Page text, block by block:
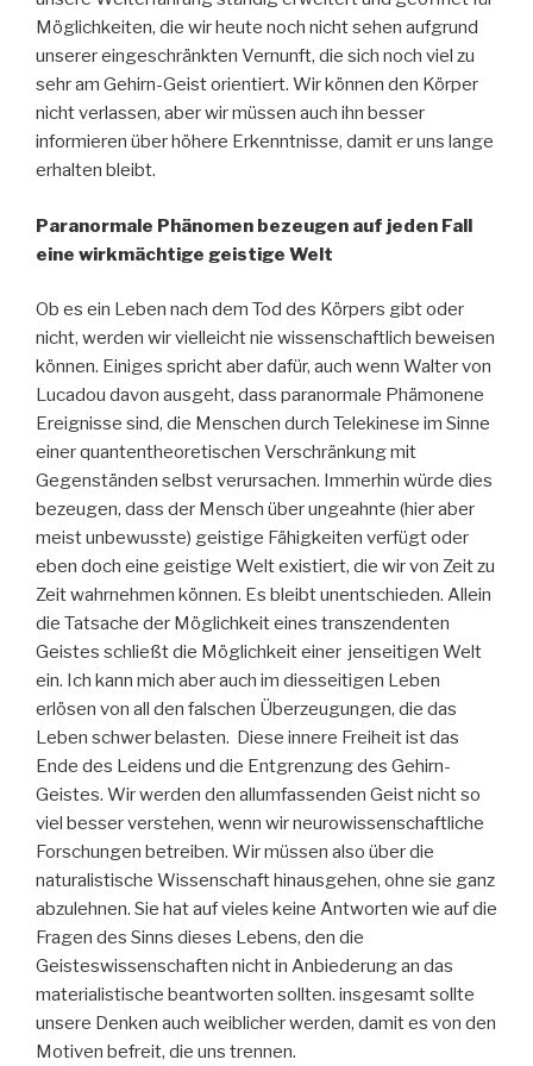
Möglichkeiten, die wir heute noch nicht sehen aufgrund
unserer eingeschränkten Vernunft, die sich noch viel zu
sehr am Gehirn-Geist orientiert. Wir können den Körper
nicht verlassen, aber wir müssen auch ihn besser
informieren über höhere Erkenntnisse, damit er uns lange
erhalten bleibt.
Paranormale Phänomen bezeugen auf jeden Fall
eine wirkmächtige geistige Welt
Ob es ein Leben nach dem Tod des Körpers gibt oder
nicht, werden wir vielleicht nie wissenschaftlich beweisen
können. Einiges spricht aber dafür, auch wenn Walter von
Lucadou davon ausgeht, dass paranormale Phämonene
Ereignisse sind, die Menschen durch Telekinese im Sinne
einer quantentheoretischen Verschränkung mit
Gegenständen selbst verursachen. Immerhin würde dies
bezeugen, dass der Mensch über ungeahnte (hier aber
meist unbewusste) geistige Fähigkeiten verfügt oder
eben doch eine geistige Welt existiert, die wir von Zeit zu
Zeit wahrnehmen können. Es bleibt unentschieden. Allein
die Tatsache der Möglichkeit eines transzendenten
Geistes schließt die Möglichkeit einer jenseitigen Welt
ein. Ich kann mich aber auch im diesseitigen Leben
erlösen von all den falschen Überzeugungen, die das
Leben schwer belasten. Diese innere Freiheit ist das
Ende des Leidens und die Entgrenzung des Gehirn-
Geistes. Wir werden den allumfassenden Geist nicht so
viel besser verstehen, wenn wir neurowissenschaftliche
Forschungen betreiben. Wir müssen also über die
naturalistische Wissenschaft hinausgehen, ohne sie ganz
abzulehnen. Sie hat auf vieles keine Antworten wie auf die
Fragen des Sinns dieses Lebens, den die
Geisteswissenschaften nicht in Anbiederung an das
materialistische beantworten sollten. insgesamt sollte
unsere Denken auch weiblicher werden, damit es von den
Motiven befreit, die uns trennen.